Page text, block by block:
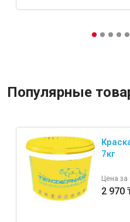
Популярные
7кг
Цена за
2 970